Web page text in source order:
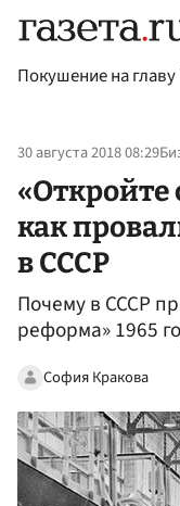
Покушение на
30 августа 2018 08:29
«Откройте
как
в СССР
Почему в СССР
реформа» 1965
София Кракова